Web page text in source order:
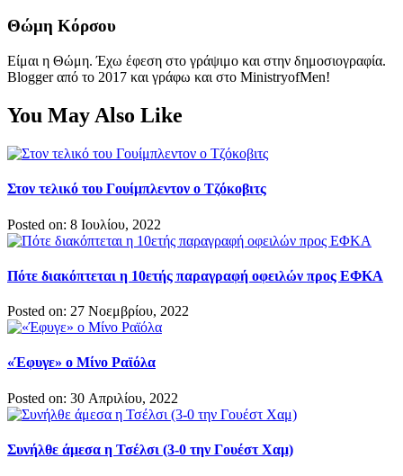
Θώμη Κόρσου
Είμαι η Θώμη. Έχω έφεση στο γράψιμο και στην δημοσιογραφία.
Blogger από το 2017 και γράφω και στο MinistryofMen!
You May Also Like
Στον τελικό του Γουίμπλεντον ο Τζόκοβιτς
Posted on: 8 Ιουλίου, 2022
Πότε διακόπτεται η 10ετής παραγραφή οφειλών προς ΕΦΚΑ
Posted on: 27 Νοεμβρίου, 2022
«Έφυγε» ο Μίνο Ραϊόλα
Posted on: 30 Απριλίου, 2022
Συνήλθε άμεσα η Τσέλσι (3-0 την Γουέστ Χαμ)